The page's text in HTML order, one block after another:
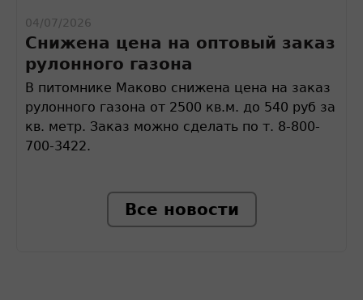
04/07/2026
Снижена цена на оптовый заказ
рулонного газона
В питомнике Маково снижена цена на заказ
рулонного газона от 2500 кв.м. до 540 руб за
кв. метр. Заказ можно сделать по т. 8-800-
700-3422.
Все новости